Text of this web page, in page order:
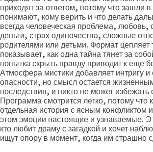
приходят за ответом, потому что зашли в
понимают, кому верить и что делать
всегда человеческая проблема, любовь,
деньги, страх одиночества, сложные
родителями или детьми. Формат цепляет
показывает, как одна тайна тянет за
попытка скрыть правду приводит к еще
Атмосфера мистики добавляет интригу
опасности, но смысл остается
последствия, и никто не может избежать
Программа смотрится легко, потому что
отдельная история с ясным конфликтом
этом эмоции настоящие и узнаваемые.
кто любит драму с загадкой и хочет
ищут опору в момент, когда им страшно